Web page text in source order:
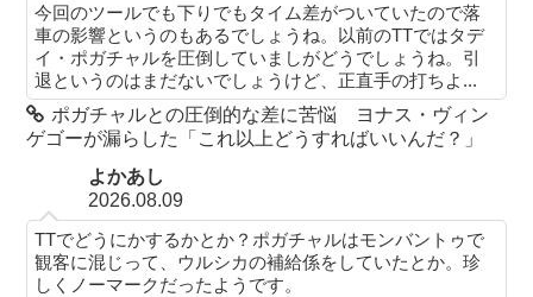
今回のツールでも下りでもタイム差がついていたので落
車の影響というのもあるでしょうね。以前のTTではタデ
イ・ポガチャルを圧倒していましがどうでしょうね。引
退というのはまだないでしょうけど、正直手の打ちよ...
ポガチャルとの圧倒的な差に苦悩 ヨナス・ヴィン
ゲゴーが漏らした「これ以上どうすればいいんだ？」
よかあし
2026.08.09
TTでどうにかするかとか？ポガチャルはモンバントゥで
観客に混じって、ウルシカの補給係をしていたとか。珍
しくノーマークだったようです。